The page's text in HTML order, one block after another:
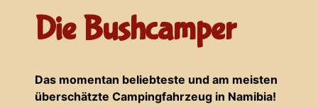
Die Bushcamper
Das momentan beliebteste und am meisten
überschätzte Campingfahrzeug in Namibia!